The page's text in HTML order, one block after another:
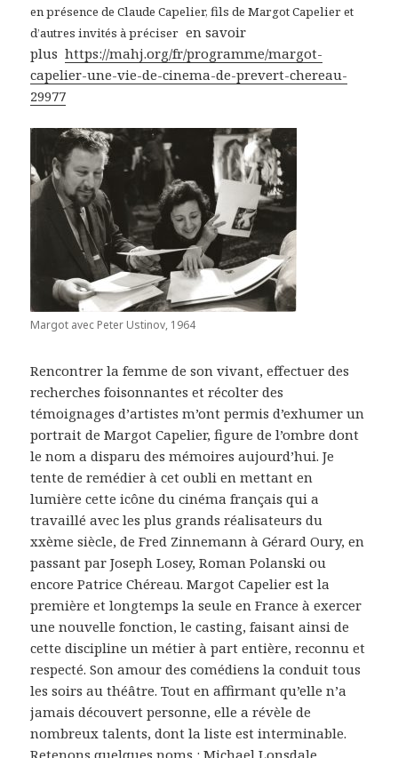
en présence de Claude Capelier, fils de Margot Capelier et
d’autres invités à préciser en savoir
plushttps://mahj.org/fr/programme/margot-
capelier-une-vie-de-cinema-de-prevert-chereau-
29977
Margot avec Peter Ustinov, 1964
Rencontrer la femme de son vivant, effectuer des
recherches foisonnantes et récolter des
témoignages d’artistes m’ont permis d’exhumer un
portrait de Margot Capelier, figure de l’ombre dont
le nom a disparu des mémoires aujourd’hui. Je
tente de remédier à cet oubli en mettant en
lumière cette icône du cinéma français qui a
travaillé avec les plus grands réalisateurs du
xxème siècle, de Fred Zinnemann à Gérard Oury, en
passant par Joseph Losey, Roman Polanski ou
encore Patrice Chéreau. Margot Capelier est la
première et longtemps la seule en France à exercer
une nouvelle fonction, le casting, faisant ainsi de
cette discipline un métier à part entière, reconnu et
respecté. Son amour des comédiens la conduit tous
les soirs au théâtre. Tout en affirmant qu’elle n’a
jamais découvert personne, elle a révèle de
nombreux talents, dont la liste est interminable.